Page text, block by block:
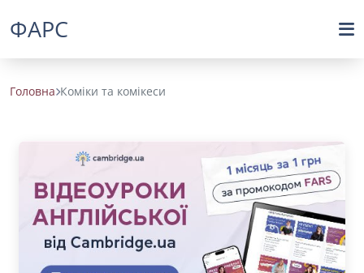
ФАРС
Головна Коміки та комікеси